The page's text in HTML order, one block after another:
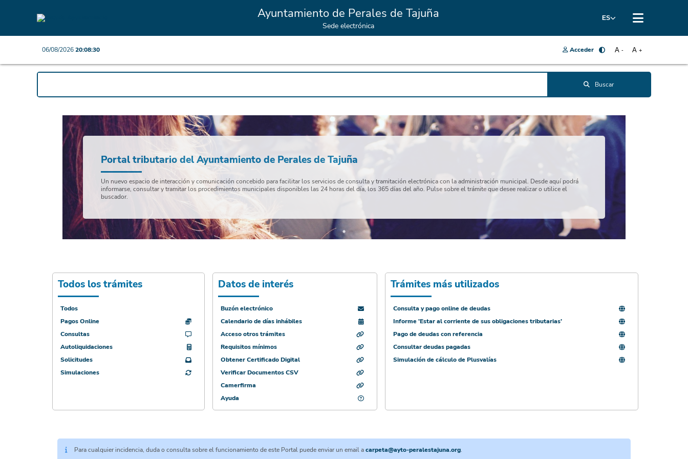
ES
Ayuntamiento de Perales de Tajuña
Sede electrónica
06/08/202620:08:30 Acceder A +
A -
Buscar
Portal tributario del Ayuntamiento de Perales de Tajuña
Un nuevo espacio de interacción y comunicación concebido para facilitar los servicios de consulta y tramitación electrónica con la administración municipal. Desde aquí podrá
informarse, consultar y tramitar los procedimientos municipales disponibles las 24 horas del día, los 365 días del año. Pulse sobre el trámite que desee realizar o utilice el
buscador.
Todos los trámites
Todos
Pagos Online
Consultas
Autoliquidaciones
Solicitudes
Simulaciones
Datos de interés
Buzón electrónico
Calendario de días inhábiles
Acceso otros trámites
Requisitos mínimos
Obtener Certificado Digital
Verificar Documentos CSV
Camerfirma
Ayuda
Trámites más utilizados
Consulta y pago online de deudas
Informe 'Estar al corriente de sus obligaciones tributarias'
Pago de deudas con referencia
Consultar deudas pagadas
Simulación de cálculo de Plusvalías
Para cualquier incidencia, duda o consulta sobre el funcionamiento de este Portal puede enviar un email acarpeta@ayto-peralestajuna.org.